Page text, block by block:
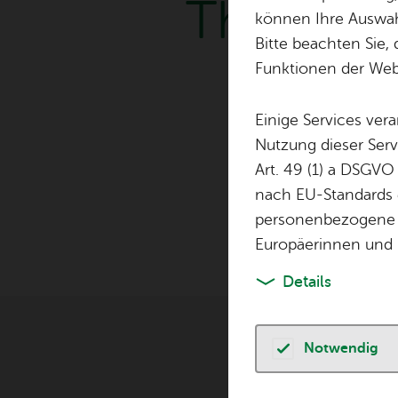
Thea­ter
Die Bühne FN
können Ihre
Bitte beachten
Funktionen der
Einige Services
Nutzung dieser
Art. 49 (1) a
nach EU-
Europäerinnen
Details
Notwendig